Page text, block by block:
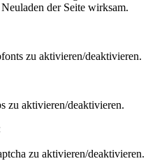
der Seite wirksam.
zu aktivieren/deaktivieren.
zu aktivieren/deaktivieren.
zu aktivieren/deaktivieren.